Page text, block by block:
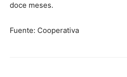
doce meses.
Fuente: Cooperativa